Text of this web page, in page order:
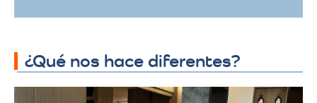
¿Qué nos hace diferentes?